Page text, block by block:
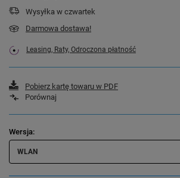
Wysyłka w czwartek
Darmowa dostawa!
Leasing, Raty, Odroczona płatność
Pobierz kartę towaru w PDF
Porównaj
Wersja
WLAN